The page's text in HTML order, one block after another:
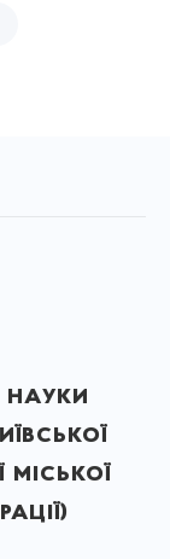
науки
міської